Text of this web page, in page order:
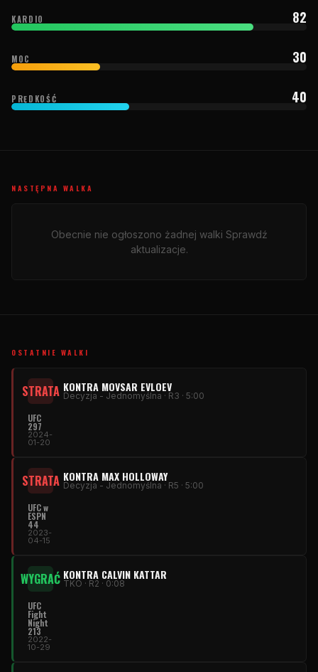
KARDIO 82
MOC 30
PRĘDKOŚĆ 40
NASTĘPNA WALKA
Obecnie nie ogłoszono żadnej walki Sprawdź
aktualizacje.
OSTATNIE WALKI
STRATA KONTRA MOVSAR EVLOEV
Decyzja - Jednomyślna · R3 · 5:00
UFC
297
2024-
01-20
STRATA KONTRA MAX HOLLOWAY
Decyzja - Jednomyślna · R5 · 5:00
UFCw
ESPN
44
2023-
04-15
WYGRAĆ KONTRA CALVIN KATTAR
TKO · R2 · 0:08
UFC
Fight
Night
213
2022-
10-29